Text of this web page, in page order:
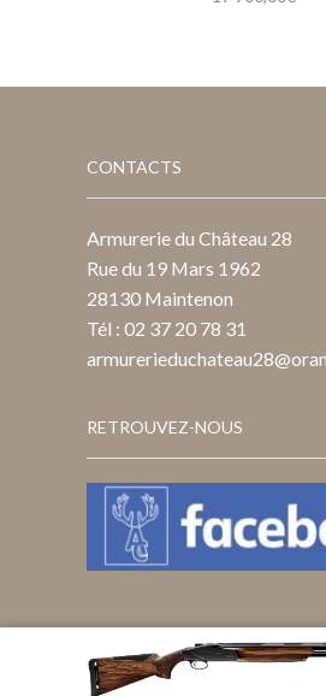
CONTACTS
Armurerie du Château 28
Rue du 19 Mars 1962
28130 Maintenon
Tél : 02 37 20 78 31
RETROUVEZ-NOUS
Ⓒ Création & Design :